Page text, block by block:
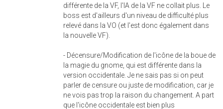
différente de la VF, l'IA de la VF ne collait plus. Le
boss est d'ailleurs d'un niveau de difficulté plus
relevé dans la VO (et l'est donc également dans
la nouvelle VF).
- Décensure/Modification de l'icône de la boue de
la magie du gnome, qui est différente dans la
version occidentale. Je ne sais pas si on peut
parler de censure ou juste de modification, car je
ne vois pas trop la raison du changement. A part
que l'icône occidentale est bien plus